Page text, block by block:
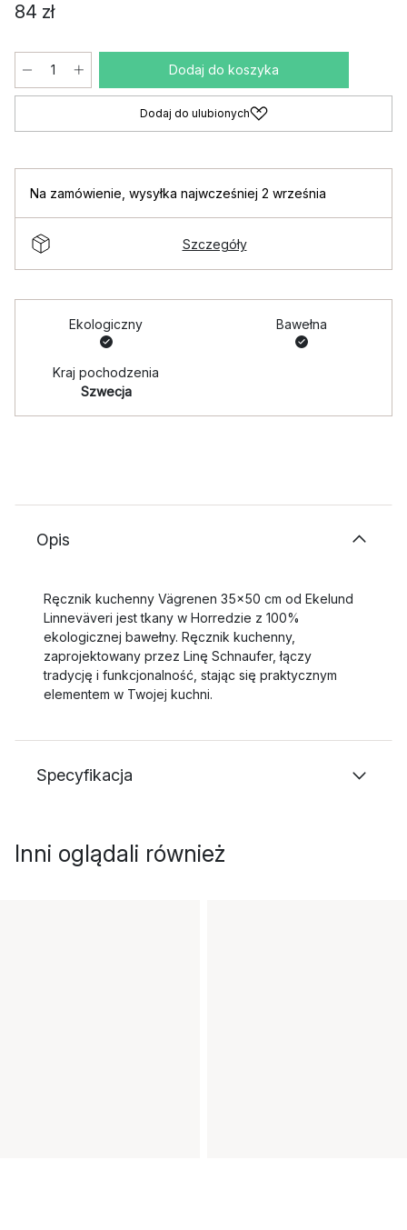
84 zł
Dodaj do koszyka
Dodaj do ulubionych
Na zamówienie wysyłka najwcześniej 2 września
Szczegóły
Ekologiczny Bawełna
Kraj pochodzenia
Szwecja
Opis
Ręcznik kuchenny Vägrenen 35x50 cm od Ekelund
Linneväveri jest tkany w Horredzie z 100%
ekologicznej bawełny. Ręcznik kuchenny,
zaprojektowany przez Linę Schnaufer, łączy
tradycję i funkcjonalność, stając się praktycznym
elementem w Twojej kuchni.
Specyfikacja
Inni oglądali również